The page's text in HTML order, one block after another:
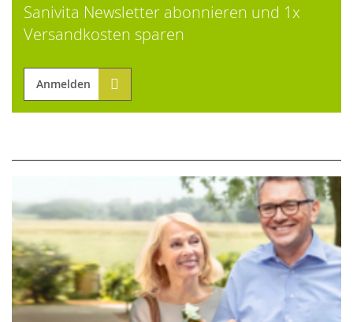
Sanivita Newsletter abonnieren und 1x
Versandkosten sparen
Anmelden